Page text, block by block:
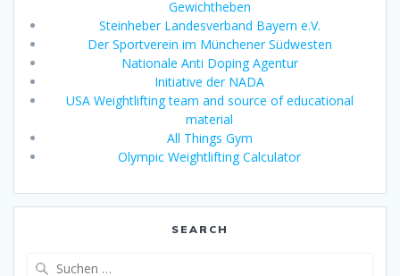
Gewichtheben
Steinheber Landesverband Bayern e.V.
Der Sportverein im Münchener Südwesten
Nationale Anti Doping Agentur
Initiative der NADA
USA Weightlifting team and source of educational
material
All Things Gym
Olympic Weightlifting Calculator
SEARCH